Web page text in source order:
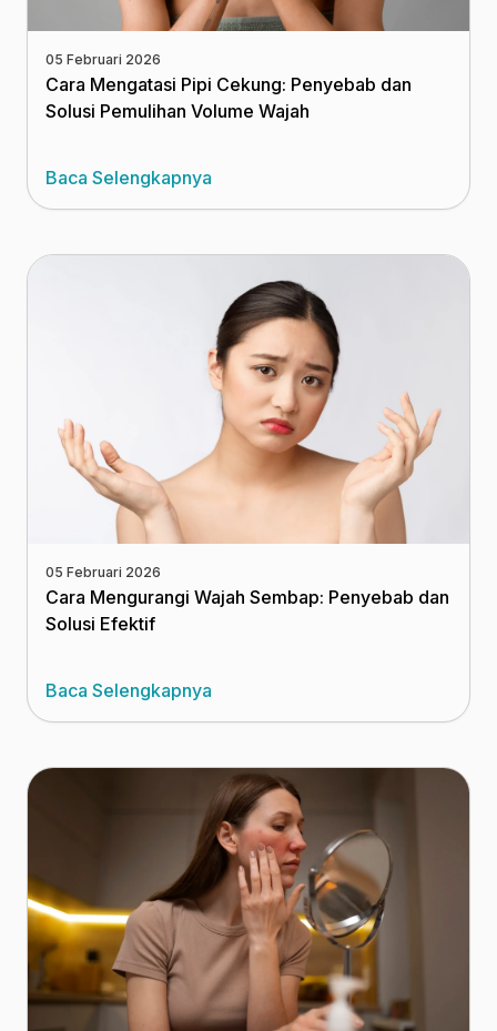
05 Februari 2026
Cara Mengatasi Pipi Cekung: Penyebab dan
Solusi Pemulihan Volume Wajah
Baca Selengkapnya
05 Februari 2026
Cara Mengurangi Wajah Sembap: Penyebab dan
Solusi Efektif
Baca Selengkapnya